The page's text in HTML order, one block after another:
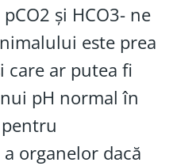
și HCO3- ne
este prea
care ar putea fi
pH normal în
organelor dacă